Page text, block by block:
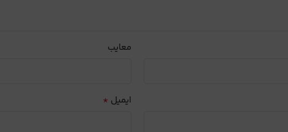
معایب
ایمیل *